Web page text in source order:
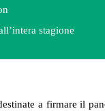
stagione
a firmare il